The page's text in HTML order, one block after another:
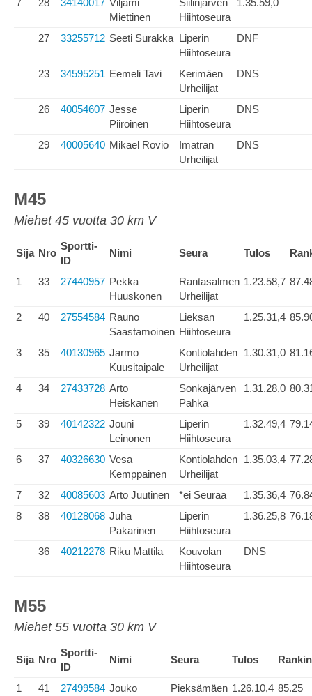
7 28 34140017 Viljami
Miettinen
Siilinjärven
Hiihtoseura
1.35.59,0
27 33255712 Seeti Surakka Liperin
Hiihtoseura
DNF
23 34595251 Eemeli Tavi
Kerimäen
Urheilijat
DNS
26 40054607 Jesse
Piiroinen
Liperin
Hiihtoseura
DNS
29 40005640 Mikael Rovio
Imatran
Urheilijat
DNS
M45
Miehet 45 vuotta 30 km V
Sija Nro
Sportti-
ID
Nimi Seura Tulos
1 33 27440957 Pekka
Huuskonen
Rantasalmen
Urheilijat
1.23.58,7
2 40 27554584 Rauno
Saastamoinen
Lieksan
Hiihtoseura
1.25.31,4
3 35 40130965 Jarmo
Kuusitaipale
Kontiolahden
Urheilijat
1.30.31,0
4 34 27433728 Arto
Heiskanen
Sonkajärven
Pahka
1.31.28,0
5 39 40142322 Jouni
Leinonen
Liperin
Hiihtoseura
1.32.49,4
6 37 40326630 Vesa
Kemppainen
Kontiolahden
Urheilijat
1.35.03,4
7 32 40085603 Arto Juutinen *ei Seuraa 1.35.36,4
8
38 40128068 Juha
Pakarinen
Liperin
Hiihtoseura
1.36.25,8
36 40212278 Riku Mattila
Kouvolan
Hiihtoseura
DNS
M55
Miehet 55 vuotta 30 km V
Sija Nro
Sportti-
ID
Nimi Seura Tulos
1 41 27499584 Jouko
Pieksämäen 1.26.10,4 85.25